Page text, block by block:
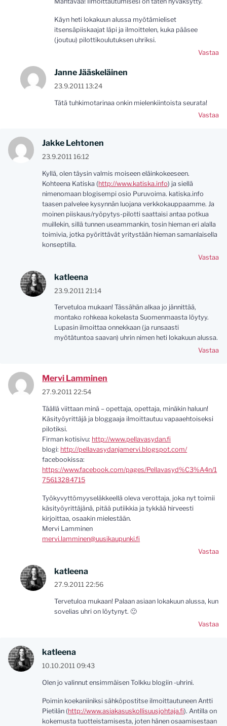
Käyn heti lokakuun alussa myötämieliset
itsensäpiiskaajat läpi ja ilmoittelen, kuka pääsee
(joutuu) pilottikoulutuksen uhriksi.
Vastaa
Janne Jääskeläinen
23.9.2011 13:24
Tätä tuhkimotarinaa onkin mielenkiintoista seurata!
Vastaa
Jakke Lehtonen
23.9.2011 16:12
Kyllä, olen täysin valmis moiseen eläinkokeeseen.
Kohteena Katiska (http://www.katiska.info) ja siellä
nimenomaan blogisempi osio Puruvoima. katiska.info
taasen palvelee kysynnän luojana verkkokauppaamme. Ja
moinen piiskaus/ryöpytys-pilotti saattaisi antaa potkua
muillekin, sillä tunnen useammankin, tosin hieman eri alalla
toimivia, jotka pyörittävät yritystään hieman samanlaisella
konseptilla.
Vastaa
katleena
23.9.2011 21:14
Tervetuloa mukaan! Tässähän alkaa jo jännittää,
montako rohkeaa kokelasta Suomenmaasta löytyy.
Lupasin ilmoittaa onnekkaan (ja runsaasti
myötätuntoa saavan) uhrin nimen heti lokakuun alussa.
Vastaa
Mervi Lamminen
27.9.2011 22:54
Täällä viittaan minä – opettaja, opettaja, minäkin haluun!
Käsityöyrittäjä ja bloggaaja ilmoittautuu vapaaehtoiseksi
pilotiksi.
Firman kotisivu: http://www.pellavasydan.fi
blogi: http://pellavasydanjamervi.blogspot.com/
facebookissa:
https://www.facebook.com/pages/Pellavasyd%C3%A4n/1
75613284715
Työkyvyttömyyseläkkeellä oleva verottaja, joka nyt toimii
käsityöyrittäjänä, pitää putiikkia ja tykkää hirveesti
kirjoittaa, osaakin mielestään.
Mervi Lamminen
mervi.lamminen@uusikaupunki.fi
Vastaa
katleena
27.9.2011 22:56
Tervetuloa mukaan! Palaan asiaan lokakuun alussa, kun
sovelias uhri on löytynyt. 🙂
Vastaa
katleena
10.10.2011 09:43
Olen jo valinnut ensimmäisen Tolkku blogiin -uhrini.
Poimin koekaniiniksi sähköpostitse ilmoittautuneen Antti
Pietilän (http://www.asiakasuskollisuusjohtaja.fi). Antilla on
kokemusta tuotteistamisesta, joten hänen osaamisestaan